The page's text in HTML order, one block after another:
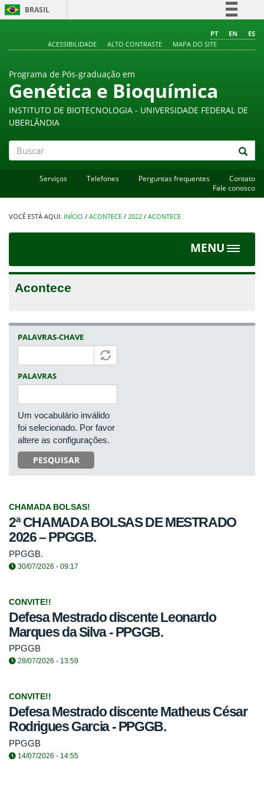
BRASIL
Comunica BR
Acesso à informação
Legislação
PT EN
ES
ACESSIBILIDADE
ALTO CONTRASTE MAPA DO SITE
Programa de Pós-graduação em
Genética e Bioquímica
INSTITUTO DE BIOTECNOLOGIA - UNIVERSIDADE FEDERAL DE
UBERLÂNDIA
Serviços Telefones Perguntas frequentes
Contato
Fale conosco
INÍCIO / ACONTECE / 2022 / ACONTECE
MENU
Toggle
Acontece
PALAVRAS-CHAVE
PALAVRAS
Um vocabulário inválido
foi selecionado. Por favor
altere as configurações.
PESQUISAR
CHAMADA BOLSAS!
2ª CHAMADA BOLSAS DE MESTRADO
2026 – PPGGB.
PPGGB.
30/07/2026 - 09:17
CONVITE!!
Defesa Mestrado discente Leonardo
Marques da Silva - PPGGB.
PPGGB
28/07/2026 - 13:59
CONVITE!!
Defesa Mestrado discente Matheus César
Rodrigues Garcia - PPGGB.
PPGGB
14/07/2026 - 14:55